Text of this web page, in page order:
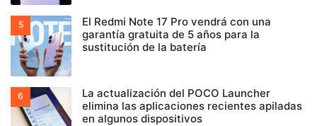
El Redmi Note 17 Pro vendrá con una
garantía gratuita de 5 años para la
sustitución de la batería
La actualización del POCO Launcher
elimina las aplicaciones recientes apiladas
en algunos dispositivos